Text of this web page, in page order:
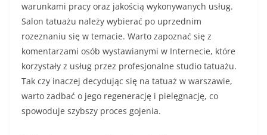
warunkami pracy oraz jakością wykonywanych usług.
Salon tatuażu należy wybierać po uprzednim
rozeznaniu się w temacie. Warto zapoznać się z
komentarzami osób wystawianymi w Internecie, które
korzystały z usług przez profesjonalne studio tatuażu.
Tak czy inaczej decydując się na tatuaż w warszawie,
warto zadbać o jego regenerację i pielęgnację, co
spowoduje szybszy proces gojenia.